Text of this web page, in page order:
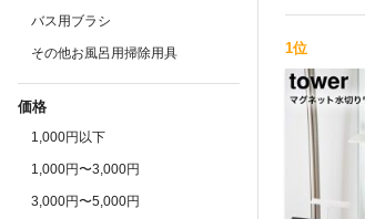
バス用ブラシ
その他お風呂用掃除用具
価格
1,000円以下
1,000円〜3,000円
3,000円〜5,000円
1位